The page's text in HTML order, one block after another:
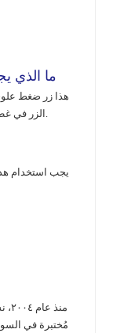
ما الذي
يجب استخدام
مُختبرة في